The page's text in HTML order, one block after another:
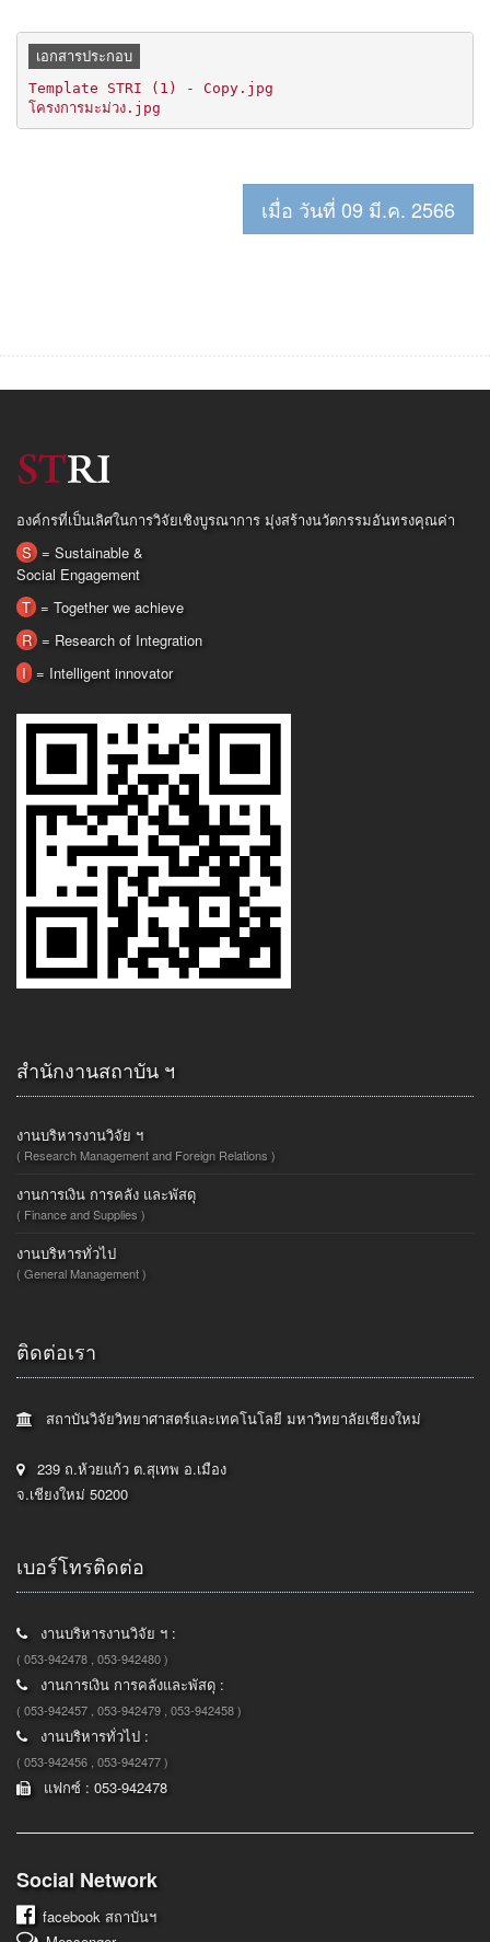
เอกสารประกอบ
Template STRI (1) - Copy.jpg
โครงการมะม่วง.jpg
เมื่อ วันที่ 09 มี.ค. 2566
องค์กรที่เป็นเลิศในการวิจัยเชิงบูรณาการ มุ่งสร้างนวัตกรรมอันทรงคุณค่า
S = Sustainable &
Social Engagement
T = Together we achieve
R = Research of Integration
I = Intelligent innovator
สำนักงานสถาบัน ฯ
งานบริหารงานวิจัย ฯ
( Research Management and Foreign Relations )
งานการเงิน การคลัง และพัสดุ
( Finance and Supplies )
งานบริหารทั่วไป
( General Management )
ติดต่อเรา
สถาบันวิจัยวิทยาศาสตร์และเทคโนโลยี มหาวิทยาลัยเชียงใหม่
239 ถ.ห้วยแก้ว ต.สุเทพ อ.เมือง
จ.เชียงใหม่ 50200
เบอร์โทรติดต่อ
งานบริหารงานวิจัย ฯ :
( 053-942478 , 053-942480 )
งานการเงิน การคลังและพัสดุ :
( 053-942457 , 053-942479 , 053-942458 )
งานบริหารทั่วไป :
( 053-942456 , 053-942477 )
แฟกซ์ : 053-942478
Social Network
facebookสถาบันฯ